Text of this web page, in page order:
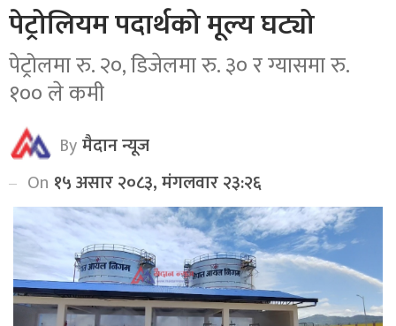
पेट्रोलियम पदार्थको मूल्य घट्यो
पेट्रोलमा रु. २०, डिजेलमा रु. ३० र ग्यासमा रु.
१०० ले कमी
Byमैदान न्यूज
On १५ असार २०८३, मंगलवार २३:२६